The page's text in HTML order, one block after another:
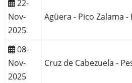
22-
Nov-
2025
Agüera - Pico Zalama -
08-
Nov-
2025
Cruz de Cabezuela -